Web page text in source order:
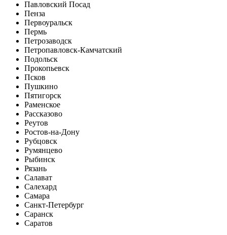
Павловский Посад
Пенза
Первоуральск
Пермь
Петрозаводск
Петропавловск-Камчатский
Подольск
Прокопьевск
Псков
Пушкино
Пятигорск
Раменское
Рассказово
Реутов
Ростов-на-Дону
Рубцовск
Румянцево
Рыбинск
Рязань
Салават
Салехард
Самара
Санкт-Петербург
Саранск
Саратов